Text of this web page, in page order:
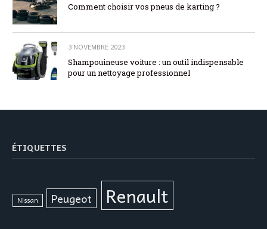
Comment choisir vos pneus de karting ?
3 NOVEMBRE 2023
Shampouineuse voiture : un outil indispensable
pour un nettoyage professionnel
ÉTIQUETTES
Nissan Peugeot Renault